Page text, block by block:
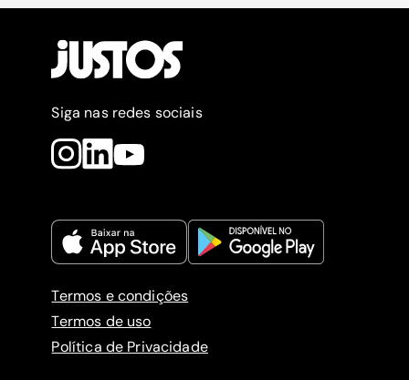
Siga nas redes sociais
Termos e condições
Termos de uso
Política de Privacidade